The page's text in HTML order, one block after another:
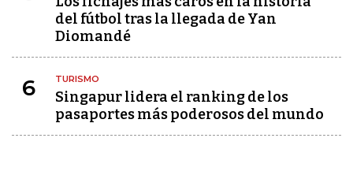
del fútbol tras la llegada de Yan
Diomandé
6 TURISMO
Singapur lidera el ranking de los
pasaportes más poderosos del mundo